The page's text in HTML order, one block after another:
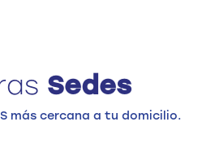
Sedes
más cercana a tu domicilio.